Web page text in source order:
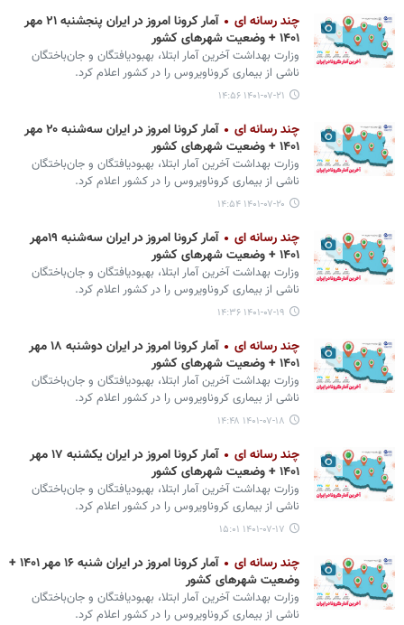
چند رسانه ای
آمار کرونا امروز در ایران پنجشنبه ۲۱ مهر
۱۴۰۱ + وضعیت شهرهای کشور
وزارت بهداشت آخرین آمار ابتلا، بهبودیافتگان و جان‌باختگان
ناشی از بیماری کروناویروس را در کشور اعلام کرد.
۱۴۰۱-۰۷-۲۱ ۱۴:۵۶
چند رسانه ای
آمار کرونا امروز در ایران سه‌شنبه ۲۰ مهر
۱۴۰۱ + وضعیت شهرهای کشور
وزارت بهداشت آخرین آمار ابتلا، بهبودیافتگان و جان‌باختگان
ناشی از بیماری کروناویروس را در کشور اعلام کرد.
۱۴۰۱-۰۷-۲۰ ۱۴:۵۴
چند رسانه ای
آمار کرونا امروز در ایران سه‌شنبه ۱۹مهر
۱۴۰۱ + وضعیت شهرهای کشور
وزارت بهداشت آخرین آمار ابتلا، بهبودیافتگان و جان‌باختگان
ناشی از بیماری کروناویروس را در کشور اعلام کرد.
۱۴۰۱-۰۷-۱۹ ۱۴:۳۶
چند رسانه ای
آمار کرونا امروز در ایران دوشنبه ۱۸ مهر
۱۴۰۱ + وضعیت شهرهای کشور
وزارت بهداشت آخرین آمار ابتلا، بهبودیافتگان و جان‌باختگان
ناشی از بیماری کروناویروس را در کشور اعلام کرد.
۱۴۰۱-۰۷-۱۸ ۱۴:۴۸
چند رسانه ای
آمار کرونا امروز در ایران یکشنبه ۱۷ مهر
۱۴۰۱ + وضعیت شهرهای کشور
وزارت بهداشت آخرین آمار ابتلا، بهبودیافتگان و جان‌باختگان
ناشی از بیماری کروناویروس را در کشور اعلام کرد.
۱۴۰۱-۰۷-۱۷ ۱۵:۰۱
چند رسانه ای
آمار کرونا امروز در ایران شنبه ۱۶ مهر ۱۴۰۱ +
وضعیت شهرهای کشور
وزارت بهداشت آخرین آمار ابتلا، بهبودیافتگان و جان‌باختگان
ناشی از بیماری کروناویروس را در کشور اعلام کرد.